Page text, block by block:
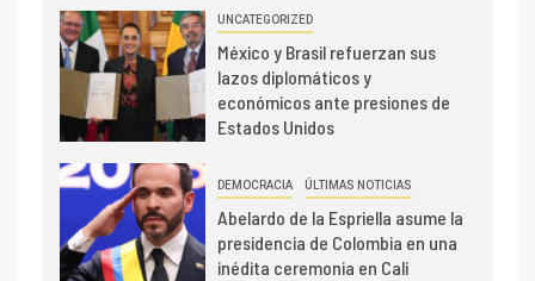
UNCATEGORIZED
México y Brasil refuerzan sus
lazos diplomáticos y
económicos ante presiones de
Estados Unidos
DEMOCRACIA ÚLTIMAS NOTICIAS
Abelardo de la Espriella asume la
presidencia de Colombia en una
inédita ceremonia en Cali